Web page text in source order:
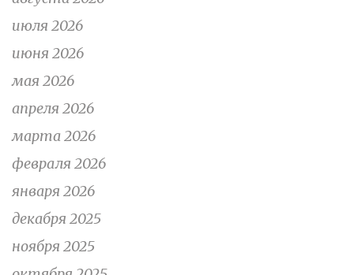
июля 2026
июня 2026
мая 2026
апреля 2026
марта 2026
февраля 2026
января 2026
декабря 2025
ноября 2025